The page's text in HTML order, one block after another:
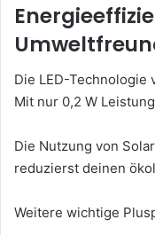
Die LED-Technologie
Mit nur 0,2 W
Die Nutzung von
reduzierst deinen
Weitere wichtige